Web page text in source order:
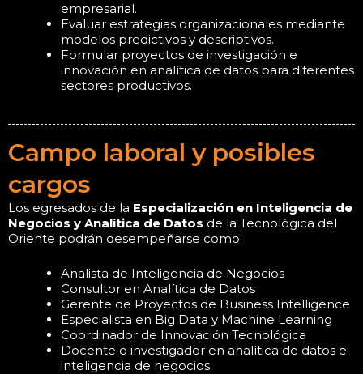
empresarial.
Evaluar estrategias organizacionales mediante
modelos predictivos y descriptivos.
Formular proyectos de investigación e
innovación en analítica de datos para diferentes
sectores productivos.
Campo laboral y posibles
cargos
Los egresados de la Especialización en Inteligencia de
Negocios y Analítica de Datos de la Tecnológica del
Oriente podrán desempeñarse como:
Analista de Inteligencia de Negocios
Consultor en Analítica de Datos
Gerente de Proyectos de Business Intelligence
Especialista en Big Data y Machine Learning
Coordinador de Innovación Tecnológica
Docente o investigador en analítica de datos e
inteligencia de negocios